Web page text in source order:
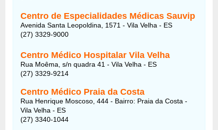
Centro de Especialidades Médicas Sauvip
Avenida Santa Leopoldina, 1571 - Vila Velha - ES
(27) 3329-9000
Centro Médico Hospitalar Vila Velha
Rua Moêma, s/n quadra 41 - Vila Velha - ES
(27) 3329-9214
Centro Médico Praia da Costa
Rua Henrique Moscoso, 444 - Bairro: Praia da Costa -
Vila Velha - ES
(27) 3340-1044